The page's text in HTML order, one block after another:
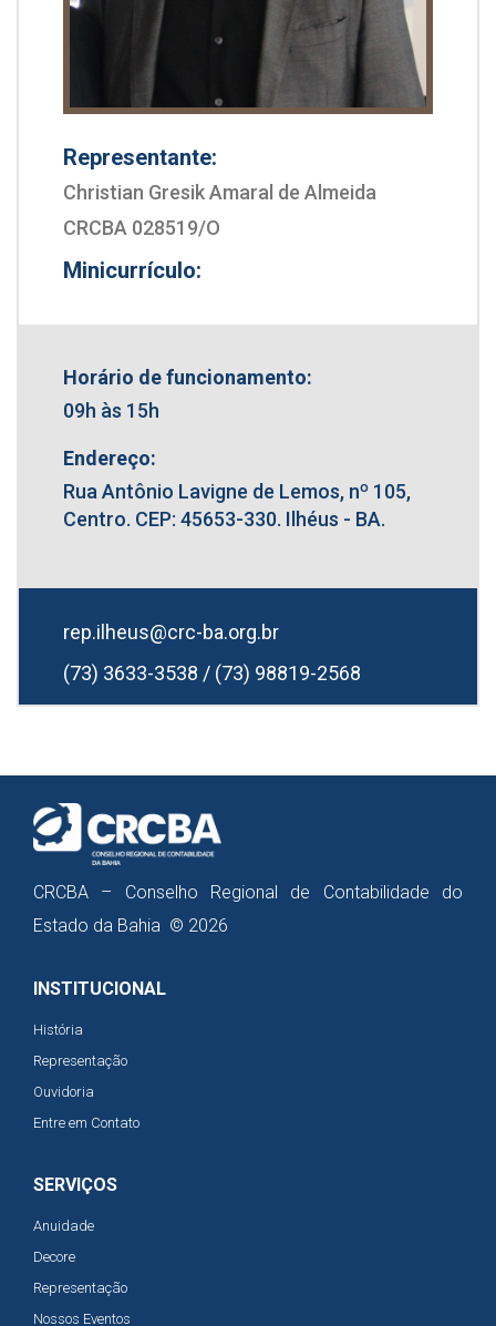
Representante:
Christian Gresik Amaral de Almeida
CRCBA 028519/O
Minicurrículo:
Horário de funcionamento:
09h às 15h
Endereço:
Rua Antônio Lavigne de Lemos, nº 105,
Centro. CEP: 45653-330. Ilhéus - BA.
rep.ilheus@crc-ba.org.br
(73) 3633-3538 / (73) 98819-2568
CRCBA – Conselho Regional de Contabilidade do
Estado da Bahia © 2026
INSTITUCIONAL
História
Representação
Ouvidoria
Entre em Contato
SERVIÇOS
Anuidade
Decore
Representação
Nossos Eventos